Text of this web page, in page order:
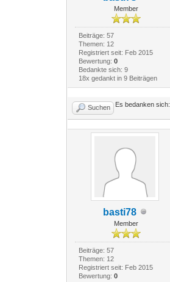
Member
Beiträge: 57
Themen: 12
Registriert seit: Feb 2015
Bewertung: 0
Bedankte sich: 9
18x gedankt in 9 Beiträgen
Suchen Es bedanken sich:
basti78
Member
Beiträge: 57
Themen: 12
Registriert seit: Feb 2015
Bewertung: 0